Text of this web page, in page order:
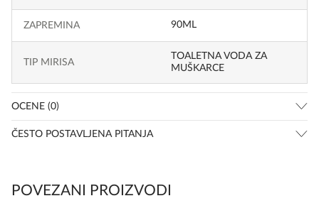
ZAPREMINA 90ML
TIP MIRISA
TOALETNA VODA ZA
MUŠKARCE
OCENE (0)
ČESTO POSTAVLJENA PITANJA
POVEZANI PROIZVODI